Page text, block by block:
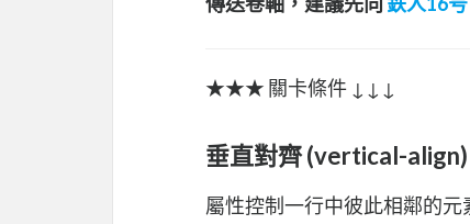
★★★ 關卡條件 ↓↓↓
垂直對齊 (vertical-align)
屬性控制一行中彼此相鄰的